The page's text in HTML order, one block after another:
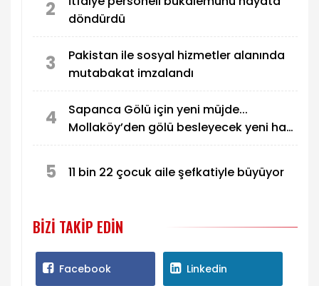
2
döndürdü
3
Pakistan ile sosyal hizmetler alanında
mutabakat imzalandı
4
Sapanca Gölü için yeni müjde...
Mollaköy’den gölü besleyecek yeni hat
5 11 bin 22 çocuk aile şefkatiyle büyüyor
BIZI TAKIP EDIN
Facebook Linkedin